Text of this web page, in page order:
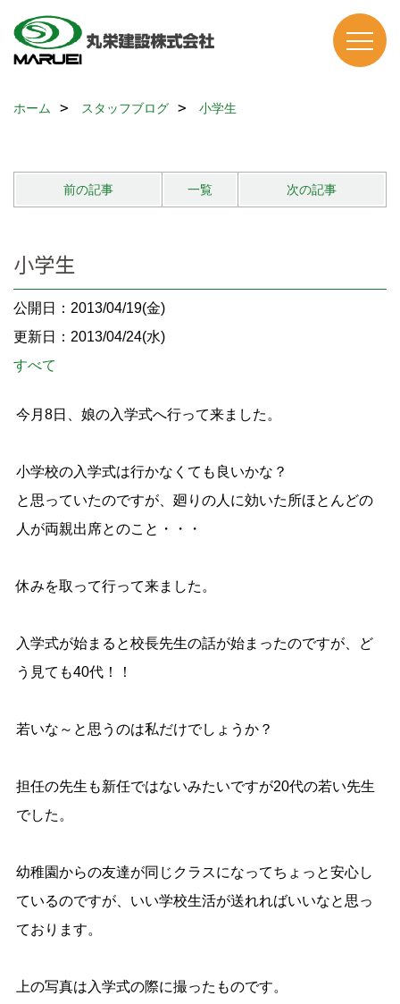
ホーム スタッフブログ 小学生
前の記事 一覧 次の記事
小学生
公開日：2013/04/19(金)
更新日：2013/04/24(水)
すべて
今月8日、娘の入学式へ行って来ました。
小学校の入学式は行かなくても良いかな？
と思っていたのですが、廻りの人に効いた所ほとんどの
人が両親出席とのこと・・・
休みを取って行って来ました。
入学式が始まると校長先生の話が始まったのですが、ど
う見ても40代！！
若いな～と思うのは私だけでしょうか？
担任の先生も新任ではないみたいですが20代の若い先生
でした。
幼稚園からの友達が同じクラスになってちょっと安心し
ているのですが、いい学校生活が送れればいいなと思っ
ております。
上の写真は入学式の際に撮ったものです。